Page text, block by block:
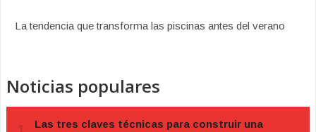
La tendencia que transforma las piscinas antes del verano
Noticias populares